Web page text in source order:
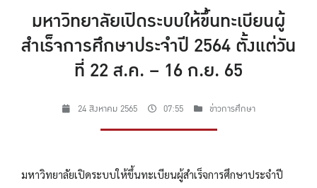
มหาวิทยาลัยเปิดระบบให้ขึ้นทะเบียนผู้
สำเร็จการศึกษาประจำปี 2564 ตั้งแต่วัน
ที่ 22 ส.ค. – 16 ก.ย. 65
24 สิงหาคม 2565 07:55 ข่าวการศึกษา
มหาวิทยาลัยเปิดระบบให้ขึ้นทะเบียนผู้สำเร็จการศึกษาประจำปี